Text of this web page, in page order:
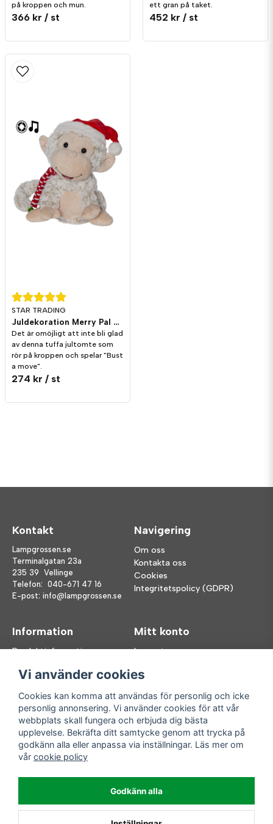
på kroppen och mun.
366 kr / st
ett gran på taket.
452 kr / st
STAR TRADING
Juldekoration Merry Pal Apa Melodi/Rörelse
Det är omöjligt att inte bli glad
av denna tuffa jultomte som
rör på kroppen och spelar "Bust
a move".
274 kr / st
Kontakt
Lampgrossen.se
Terminalgatan 23a
235 39 Vellinge
Telefon: 040-671 47 16
E-post: info@lampgrossen.se
Navigering
Om oss
Kontakta oss
Cookies
Integritetspolicy (GDPR)
Information
Produktinformation
FAQ
Mitt konto
Logga in
Glömt lösenord?
Följ oss
Facebook
Instagram
Handla enkelt
Enkla leveranser
Vi använder cookies
Cookies kan komma att användas för personlig och icke
personlig annonsering. Vi använder cookies för att vår
webbplats skall fungera och erbjuda dig bästa
upplevelse. Bekräfta ditt samtycke genom att trycka på
godkänn alla eller anpassa via inställningar. Läs mer om
vår cookie policy
Godkänn alla